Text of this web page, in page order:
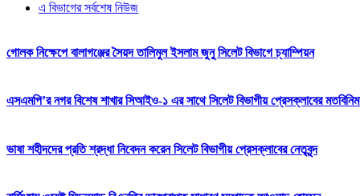
এ বিভাগের সর্বশেষ নিউজ
গোলক নিক্ষেপে বালাগঞ্জের সৈয়দ তালিমুল ইসলাম জুনু সিলেট বিভাগে চ্যাম্পিয়ন
এসএমপি’র নগর বিশেষ শাখার সিআইও-১ এর সাথে সিলেট বিভাগীয় প্রেসক্লাবের
ভাষা শহীদদের প্রতি শ্রদ্ধা নিবেদন করেন সিলেট বিভাগীয় প্রেসক্লাবের নেতৃবৃন্দ